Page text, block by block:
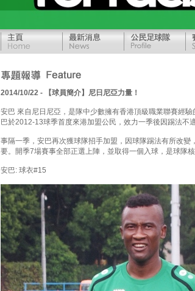
2014/10/22 - 【球員簡介】尼日尼亞力量！
安巴 來自尼日尼亞，是隊中少數擁有香港頂級職業聯賽經
巴於2012-13球季首度來港加盟公民，效力一季後因踢法不
事隔一季，安巴再次獲球隊招手加盟，因球隊踢法有所改變
要。開季7場賽事全部正選上陣，並取得一個入球，是球隊核
安巴: 球衣#15